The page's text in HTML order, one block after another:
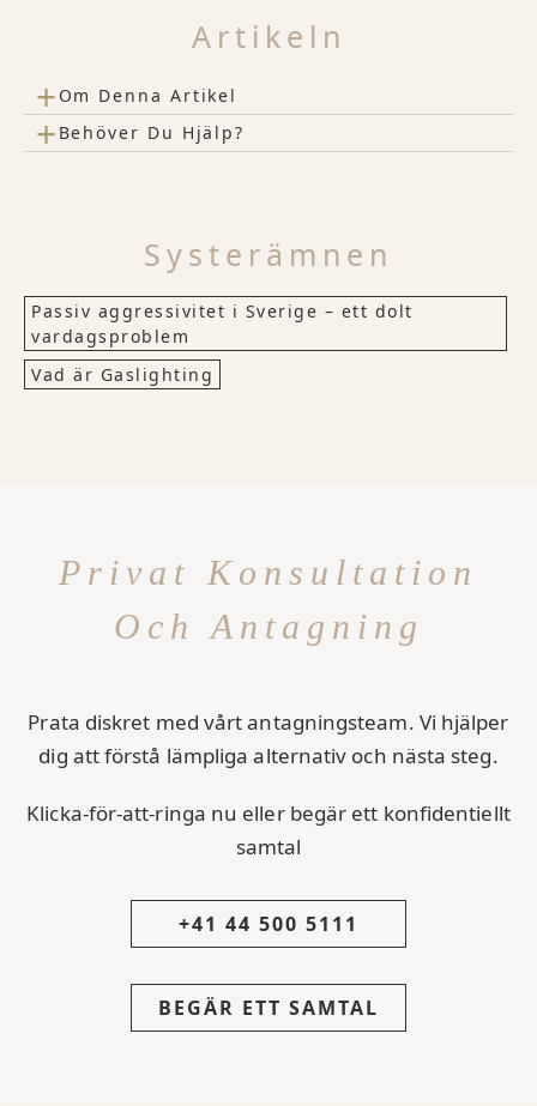
Artikeln
+ Om Denna Artikel
+ Behöver Du Hjälp?
Systerämnen
Passiv aggressivitet i Sverige – ett dolt
vardagsproblem
Vad är Gaslighting
Privat Konsultation
Och Antagning
Prata diskret med vårt antagningsteam. Vi hjälper
dig att förstå lämpliga alternativ och nästa steg.
Klicka-för-att-ringa nu eller begär ett konfidentiellt
samtal
+41 44 500 5111
BEGÄR ETT SAMTAL